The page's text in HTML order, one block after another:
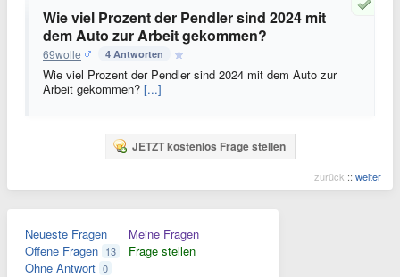
Wie viel Prozent der Pendler sind 2024 mit
dem Auto zur Arbeit gekommen?
69wolle 4 Antworten
Wie viel Prozent der Pendler sind 2024 mit dem Auto zur
Arbeit gekommen? [...]
JETZT kostenlos Frage stellen
zurück :: weiter
Neueste Fragen
Offene Fragen 13
Ohne Antwort 0
Meine Fragen
Frage stellen